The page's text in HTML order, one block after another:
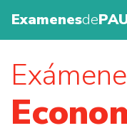
Examenesde